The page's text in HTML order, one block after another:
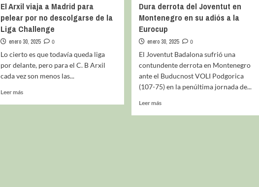
El Arxil viaja a Madrid para
pelear por no descolgarse de la
Liga Challenge
enero 30, 2025
0
Lo cierto es que todavía queda liga
por delante, pero para el C. B Arxil
cada vez son menos las...
Leer más
Dura derrota del Joventut en
Montenegro en su adiós a la
Eurocup
enero 30, 2025
0
El Joventut Badalona sufrió una
contundente derrota en Montenegro
ante el Buducnost VOLI Podgorica
(107-75) en la penúltima jornada de...
Leer más